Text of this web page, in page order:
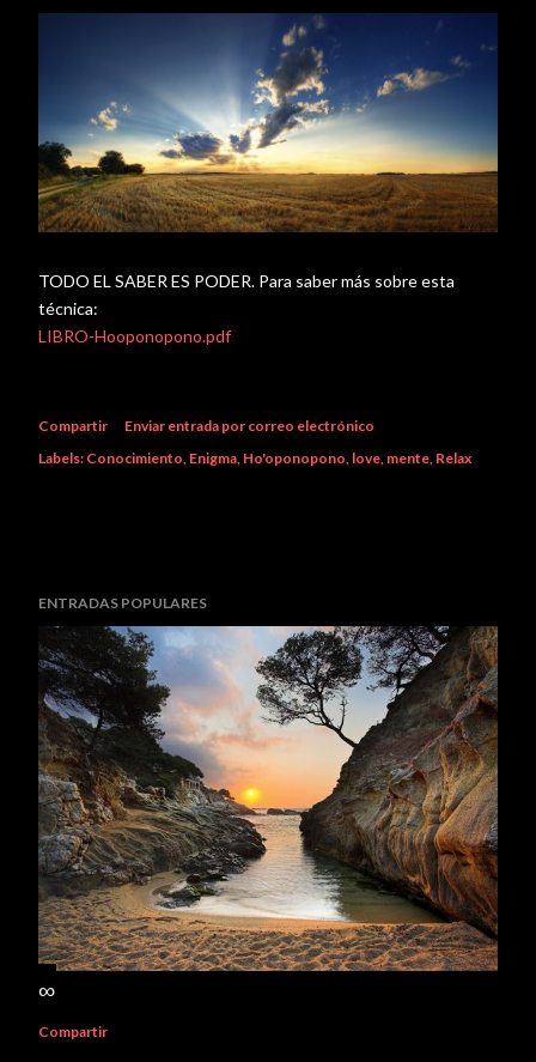
TODO EL SABER ES PODER. Para saber más sobre esta
técnica:
LIBRO-Hooponopono.pdf
Compartir
Enviar entrada por correo electrónico
Labels: Conocimiento Enigma Ho'oponopono love mente Relax
ENTRADAS POPULARES
∞
Compartir